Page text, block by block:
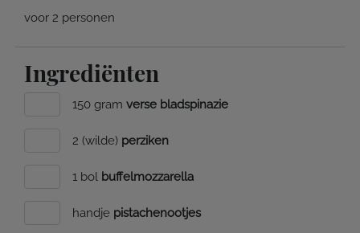
voor 2 personen
Ingrediënten
150 gram verse bladspinazie
2 (wilde) perziken
1 bol buffelmozzarella
handje pistachenootjes